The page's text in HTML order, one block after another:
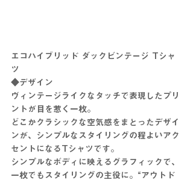
エコハイブリッド ダックビンテージ Tシャ
ツ
◆デザイン
ヴィンテージライクなタッチで表現したプリ
ントが目を惹く一枚。
どこかクラシックな空気感をまとったデザイ
ンが、シンプルなスタイリングの程よいアク
セントになるTシャツです。
シンプルなボディに映えるグラフィックで、
一枚でもスタイリングの主役に。“アウトド